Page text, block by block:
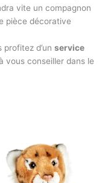
vite un compagnon
pièce décorative
profitez d’un service
vous conseiller dans le